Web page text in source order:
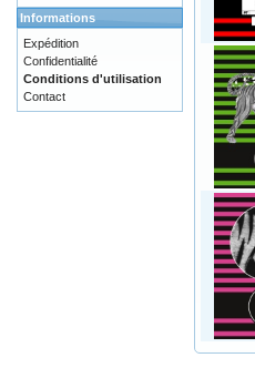
Informations
Expédition
Confidentialité
Conditions d'utilisation
Contact